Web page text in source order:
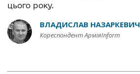
цього року.
ВЛАДИСЛАВ НАЗАРКЕВИЧ
Кореспондент АрміяInform